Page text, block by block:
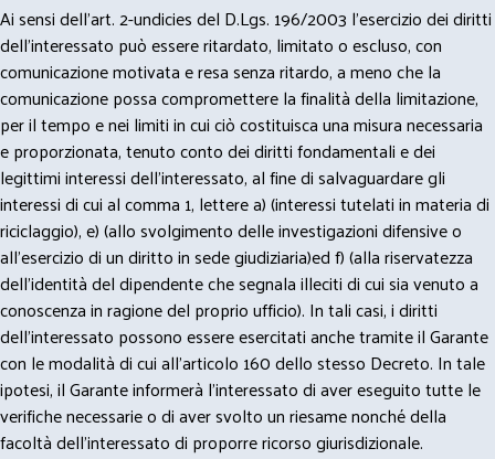
Ai sensi dell’art. 2-undicies del D.Lgs. 196/2003 l’esercizio dei diritti
dell’interessato può essere ritardato, limitato o escluso, con
comunicazione motivata e resa senza ritardo, a meno che la
comunicazione possa compromettere la finalità della limitazione,
per il tempo e nei limiti in cui ciò costituisca una misura necessaria
e proporzionata, tenuto conto dei diritti fondamentali e dei
legittimi interessi dell’interessato, al fine di salvaguardare gli
interessi di cui al comma 1, lettere a) (interessi tutelati in materia di
riciclaggio), e) (allo svolgimento delle investigazioni difensive o
all’esercizio di un diritto in sede giudiziaria)ed f) (alla riservatezza
dell’identità del dipendente che segnala illeciti di cui sia venuto a
conoscenza in ragione del proprio ufficio). In tali casi, i diritti
dell’interessato possono essere esercitati anche tramite il Garante
con le modalità di cui all’articolo 160 dello stesso Decreto. In tale
ipotesi, il Garante informerà l’interessato di aver eseguito tutte le
verifiche necessarie o di aver svolto un riesame nonché della
facoltà dell’interessato di proporre ricorso giurisdizionale.